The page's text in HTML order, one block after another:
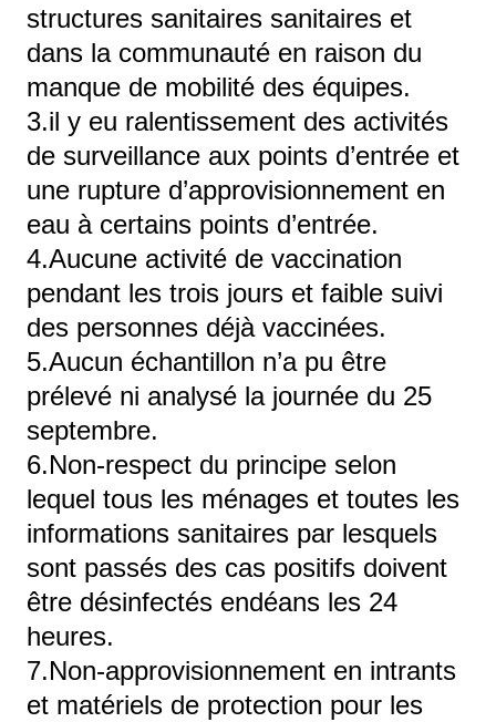
structures sanitaires sanitaires et
dans la communauté en raison du
manque de mobilité des équipes.
3.il y eu ralentissement des activités
de surveillance aux points d’entrée et
une rupture d’approvisionnement en
eau à certains points d’entrée.
4.Aucune activité de vaccination
pendant les trois jours et faible suivi
des personnes déjà vaccinées.
5.Aucun échantillon n’a pu être
prélevé ni analysé la journée du 25
septembre.
6.Non-respect du principe selon
lequel tous les ménages et toutes les
informations sanitaires par lesquels
sont passés des cas positifs doivent
être désinfectés endéans les 24
heures.
7.Non-approvisionnement en intrants
et matériels de protection pour les